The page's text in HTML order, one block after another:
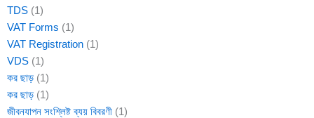
TDS (1)
VAT Forms (1)
VAT Registration (1)
VDS (1)
কর ছাড় (1)
কর ছাড় (1)
জীবনযাপন সংশ্লিষ্ট ব্যয় বিবরণী (1)